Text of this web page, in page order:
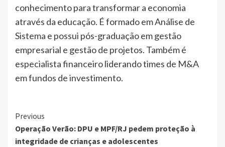
conhecimento para transformar a economia
através da educação. É formado em Análise de
Sistema e possui pós-graduação em gestão
empresarial e gestão de projetos. Também é
especialista financeiro liderando times de M&A
em fundos de investimento.
Continue
Reading
Previous
Operação Verão: DPU e MPF/RJ pedem proteção à
integridade de crianças e adolescentes